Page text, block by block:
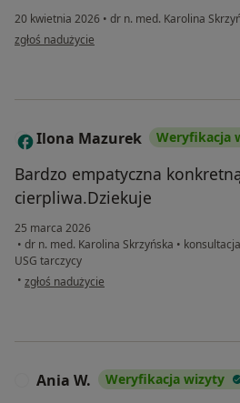
20 kwietnia 2026 • dr n. med. Karolina
w opinii użytkownika JS
zgłoś nadużycie
I Ilona Mazurek Weryfikacja
Bardzo empatyczna
cierpliwa.Dziekuje
25 marca 2026
• dr n. med. Karolina Skrzyńska •
USG tarczycy
• w opinii użytkownika Ilona Mazurek
zgłoś nadużycie
Ania W. Weryfikacja wizyty